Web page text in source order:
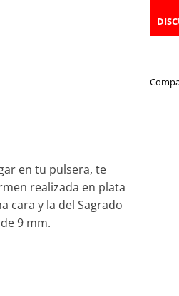
en tu pulsera, te
realizada en plata
cara y la del Sagrado
9 mm.